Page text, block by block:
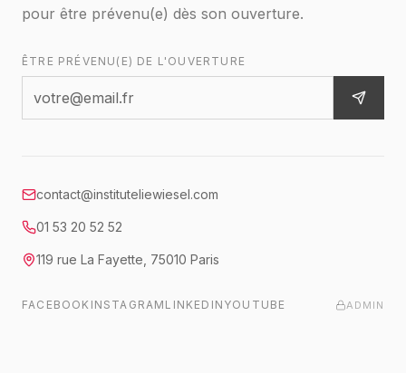
pour être prévenu(e) dès son ouverture.
ÊTRE PRÉVENU(E) DE L'OUVERTURE
contact@instituteliewiesel.com
01 53 20 52 52
119 rue La Fayette 75010 Paris
FACEBOOK INSTAGRAM LINKEDIN YOUTUBE ADMIN